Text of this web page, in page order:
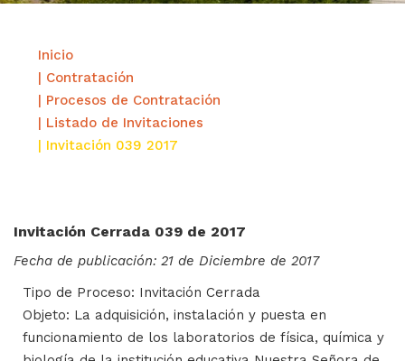
Inicio
| Contratación
| Procesos de Contratación
| Listado de Invitaciones
| Invitación 039 2017
Invitación Cerrada 039 de 2017
Fecha de publicación: 21 de Diciembre de 2017
Tipo de Proceso: Invitación Cerrada
Objeto: La adquisición, instalación y puesta en
funcionamiento de los laboratorios de física, química y